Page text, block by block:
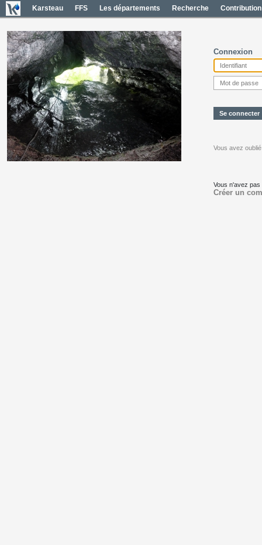
Karsteau FFS Les départements Recherche Contribution
Connexion
Vous avez
Vous n'avez
Créer un